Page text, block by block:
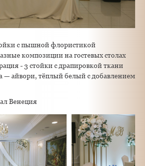
с пышной флористикой
композиции на гостевых столах
- 3 стойки с драпировкой ткани
— айвори, тёплый белый с добавлением
Венеция